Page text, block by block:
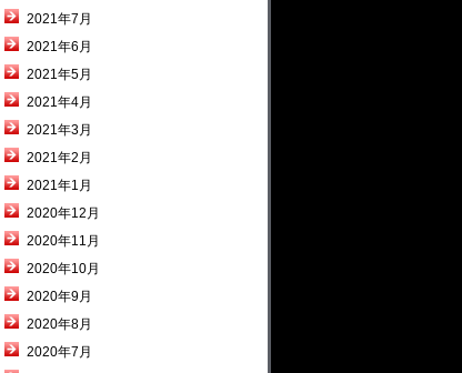
2021年7月
2021年6月
2021年5月
2021年4月
2021年3月
2021年2月
2021年1月
2020年12月
2020年11月
2020年10月
2020年9月
2020年8月
2020年7月